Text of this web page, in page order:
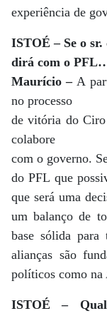
experiência de
ISTOÉ – Se o
dirá com o
Maurício –A
no processo
de vitória do Ciro
colabore
com o governo.
do PFL que
que será uma
um balanço de
base sólida para
alianças são
políticos como na
ISTOÉ –